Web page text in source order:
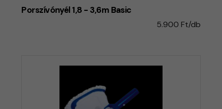
Porszívónyél 1,8 - 3,6m Basic
5.900 Ft/db